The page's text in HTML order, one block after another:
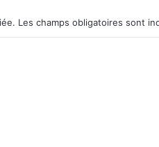
Les champs obligatoires sont